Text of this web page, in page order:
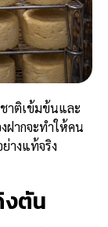
าติเข้มข้นและ
ฝากจะทำให้คน
างแท้จริง
งตัน